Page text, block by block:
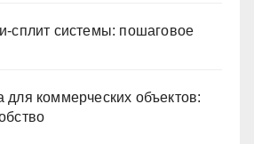
сплит системы: пошаговое
для коммерческих объектов: